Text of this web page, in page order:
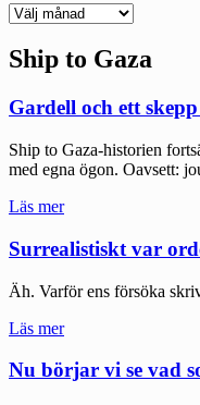
Deepedition
Ship to Gaza
Gardell och ett
Ship to Gaza-historien
med egna ögon. Oavsett:
Läs mer"Gardell
ett
skepp
till
Kurdistan"
Surrealistiskt var
Äh. Varför ens försöka
Läs mer"Surrealistiskt
ordet"
Nu börjar vi se vad